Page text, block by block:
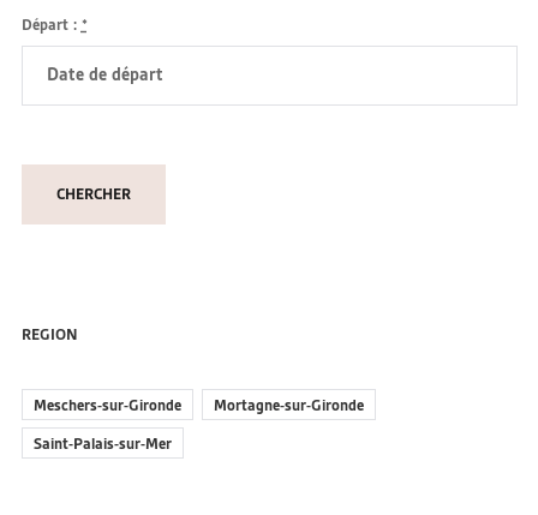
Départ :*
REGION
Meschers-sur-Gironde
Mortagne-sur-Gironde
Saint-Palais-sur-Mer